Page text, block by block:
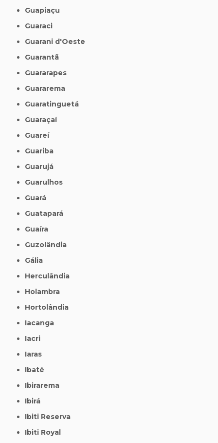
Guapiaçu
Guaraci
Guarani d'Oeste
Guarantã
Guararapes
Guararema
Guaratinguetá
Guaraçaí
Guareí
Guariba
Guarujá
Guarulhos
Guará
Guatapará
Guaíra
Guzolândia
Gália
Herculândia
Holambra
Hortolândia
Iacanga
Iacri
Iaras
Ibaté
Ibirarema
Ibirá
Ibiti Reserva
Ibiti Royal